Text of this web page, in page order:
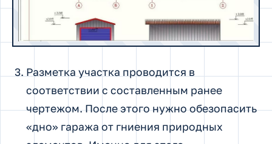
Разметка участка проводится в
соответствии с составленным ранее
чертежом. После этого нужно обезопасить
«дно» гаража от гниения природных